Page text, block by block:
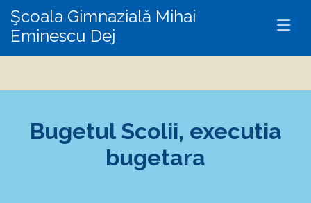
Şcoala Gimnazială Mihai
Eminescu Dej
Bugetul Scolii, executia
bugetara